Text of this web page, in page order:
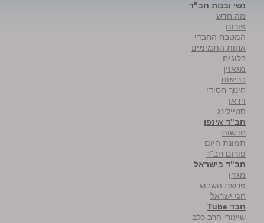
נשי ובנות חב"ד
מה חדש
פורום
המטבח החבדי
אחות התמימים
בלוגים
מגאזין
בריאות
חינוך חסידי
וידאו
סטיילינג
חב"ד אינפו
חדשות
תמונת היום
פורום חב"ד
חב"ד בישראל
מגזין
פרשת השבוע
חגי ישראל
חבד Tube
שיעורי הרב כלב